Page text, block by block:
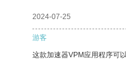
2024-07-25
游客
这款加速器VPM应用程序可